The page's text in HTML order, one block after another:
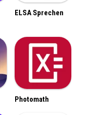
ELSA Sprechen
Photomath